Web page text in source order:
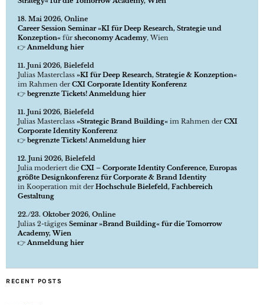
18. Mai 2026, Online
Career Session Seminar »KI für Deep Research, Strategie und
Konzeption« für sheconomy Academy, Wien
👉Anmeldung hier
11. Juni 2026, Bielefeld
Julias Masterclass »KI für Deep Research, Strategie & Konzeption«
im Rahmen der CXI Corporate Identity Konferenz
👉 begrenzte Tickets! Anmeldung hier
11. Juni 2026, Bielefeld
Julias Masterclass »Strategic Brand Building« im Rahmen der CXI
Corporate Identity Konferenz
👉 begrenzte Tickets! Anmeldung hier
12. Juni 2026, Bielefeld
Julia moderiert die CXI – Corporate Identity Conference, Europas
größte Designkonferenz für Corporate & Brand Identity
in Kooperation mit der Hochschule Bielefeld, Fachbereich
Gestaltung
22./23. Oktober 2026, Online
Julias 2-tägiges Seminar »Brand Building« für die Tomorrow
Academy, Wien
👉Anmeldung hier
RECENT POSTS